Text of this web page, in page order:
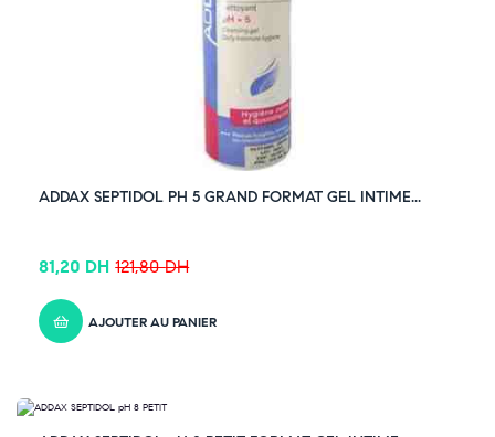
ADDAX SEPTIDOL PH 5 GRAND FORMAT GEL INTIME...
121,80DH
81,20 DH
AJOUTER AU PANIER